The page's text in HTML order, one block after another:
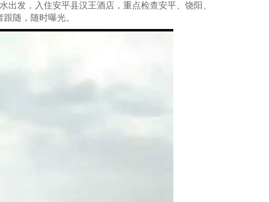
发，入住安平县汉王酒店，重点检查安平、饶阳、
随，随时曝光。